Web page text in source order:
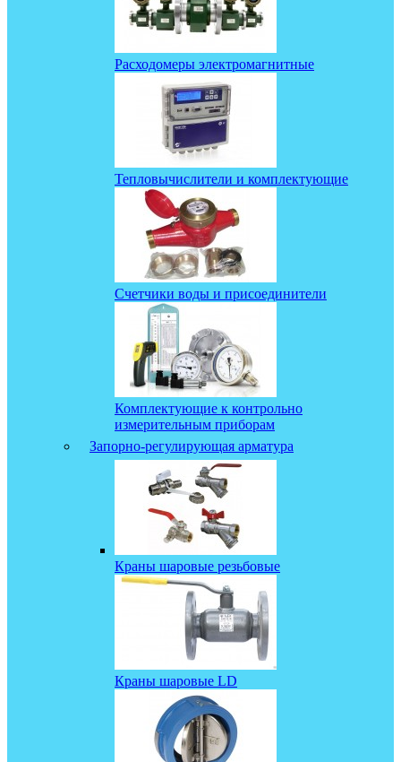
Расходомеры электромагнитные
Тепловычислители и комплектующие
Счетчики воды и присоединители
Комплектующие к контрольно
измерительным приборам
Запорно-регулирующая арматура
Краны шаровые резьбовые
Краны шаровые LD